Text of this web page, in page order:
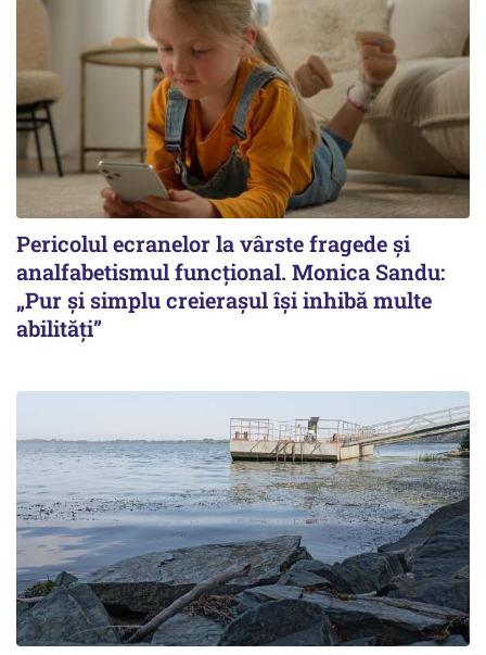
Pericolul ecranelor la vârste fragede și
analfabetismul funcțional. Monica Sandu:
„Pur și simplu creierașul își inhibă multe
abilități”